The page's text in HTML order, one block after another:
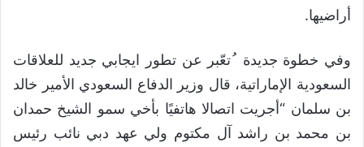
أراضيها.
وفي خطوة جديدة ُتعّبر عن تطور ايجابي جديد للعلاقات
السعودية الإماراتية، قال وزير الدفاع السعودي الأمير خالد
بن سلمان “‏أجريت اتصالا هاتفيًا بأخي سمو الشيخ حمدان
بن محمد بن راشد آل مكتوم ولي عهد دبي نائب رئيس